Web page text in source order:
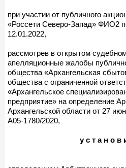
при участии от публичного
«Россети Северо-Запад» ФИО2
12.01.2022,
рассмотрев в открытом
апелляционные жалобы
общества «Архангельская
общества с ограниченной
«Архангельское
предприятие» на определение
Архангельской области от 27
А05-1780/2020,
у с т а н о в